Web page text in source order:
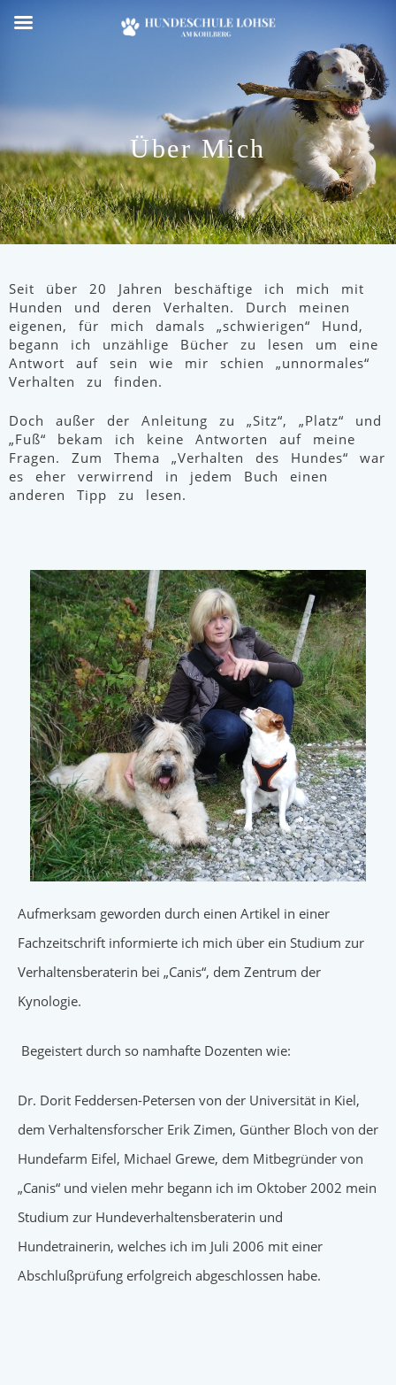
Über Mich
Seit über 20 Jahren beschäftige ich mich mit
Hunden und deren Verhalten. Durch meinen
eigenen, für mich damals „schwierigen“ Hund,
begann ich unzählige Bücher zu lesen um eine
Antwort auf sein wie mir schien „unnormales“
Verhalten zu finden.
Doch außer der Anleitung zu „Sitz“, „Platz“ und
„Fuß“ bekam ich keine Antworten auf meine
Fragen. Zum Thema „Verhalten des Hundes“ war
es eher verwirrend in jedem Buch einen
anderen Tipp zu lesen.
Aufmerksam geworden durch einen Artikel in einer
Fachzeitschrift informierte ich mich über ein Studium zur
Verhaltensberaterin bei „Canis“, dem Zentrum der
Kynologie.
Begeistert durch so namhafte Dozenten wie:
Dr. Dorit Feddersen-Petersen von der Universität in Kiel,
dem Verhaltensforscher Erik Zimen, Günther Bloch von der
Hundefarm Eifel, Michael Grewe, dem Mitbegründer von
„Canis“ und vielen mehr begann ich im Oktober 2002 mein
Studium zur Hundeverhaltensberaterin und
Hundetrainerin, welches ich im Juli 2006 mit einer
Abschlußprüfung erfolgreich abgeschlossen habe.